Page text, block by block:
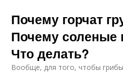
Почему горчат
Почему соленые
Что делать?
Вообще, для того, чтобы